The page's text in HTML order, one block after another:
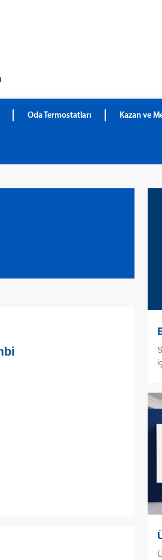
Oda Termostatları Kazan ve